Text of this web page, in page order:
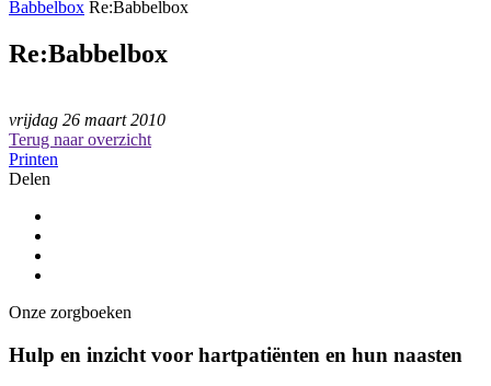
Babbelbox Re:Babbelbox
Re:Babbelbox
vrijdag 26 maart 2010
Terug naar overzicht
Printen
Delen
Onze zorgboeken
Hulp en inzicht voor hartpatiënten en hun naasten